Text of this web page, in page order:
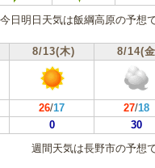
今日明日天気は飯綱高原の予想で
8/13(木) 8/14(
26/17 27/18
0
30
週間天気は長野市の予想で